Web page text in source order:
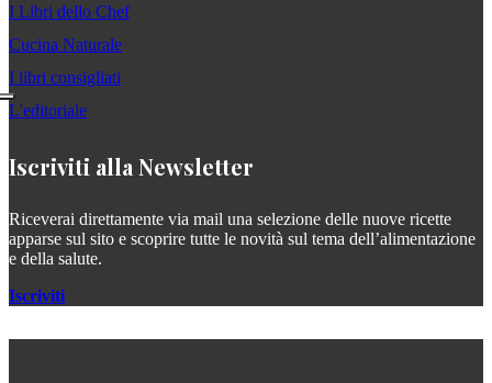
I Libri dello Chef
Cucina Naturale
I libri consigliati
L'editoriale
Iscriviti alla Newsletter
Riceverai direttamente via mail una selezione delle nuove ricette
apparse sul sito e scoprire tutte le novità sul tema dell’alimentazione
e della salute.
Iscriviti